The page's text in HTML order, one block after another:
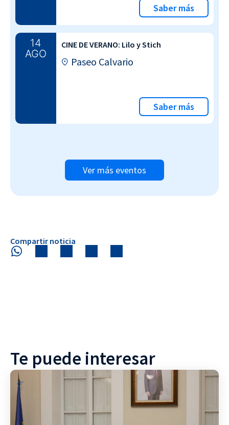
Saber más
14
AGO
CINE DE VERANO: Lilo y Stich
Paseo Calvario
Saber más
Ver más eventos
Compartir noticia
Te puede interesar